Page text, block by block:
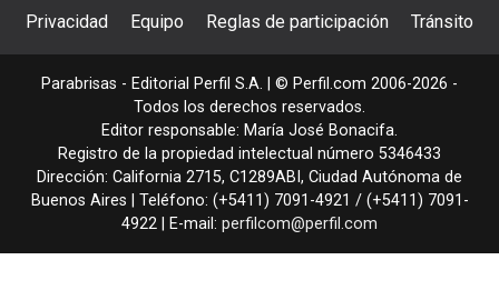
Privacidad Equipo Reglas de participación Tránsito
Parabrisas - Editorial Perfil S.A. | © Perfil.com 2006-2026 -
Todos los derechos reservados.
Editor responsable: María José Bonacifa.
Registro de la propiedad intelectual número 5346433
Dirección: California 2715, C1289ABI , Ciudad Autónoma de
Buenos Aires | Teléfono: (+5411) 7091-4921 / (+5411) 7091-
4922 | E-mail: perfilcom@perfil.com